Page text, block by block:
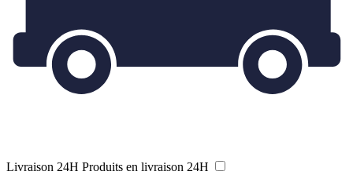
Livraison 24H Produits en livraison 24H